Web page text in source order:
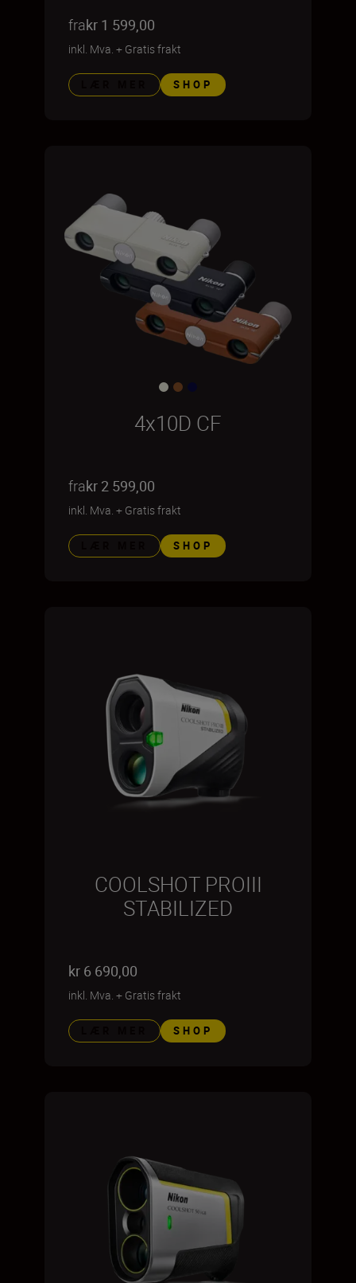
frakr 1 599,00
inkl. Mva. + Gratis frakt
SHOP
4x10D CF
frakr 2 599,00
inkl. Mva. + Gratis frakt
SHOP
COOLSHOT PROIII
STABILIZED
kr 6 690,00
inkl. Mva. + Gratis frakt
SHOP